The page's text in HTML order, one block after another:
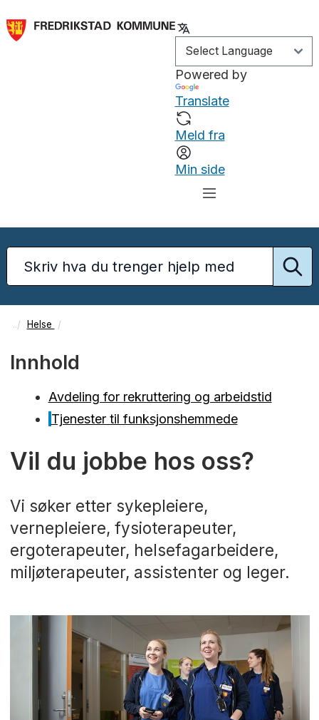
Powered by
Translate
Meld fra
Min side
Helse
Innhold
Avdeling for rekruttering og arbeidstid
Tjenester til funksjonshemmede
Vil du jobbe hos oss?
Vi søker etter sykepleiere,
vernepleiere, fysioterapeuter,
ergoterapeuter, helsefagarbeidere,
miljøterapeuter, assistenter og leger.